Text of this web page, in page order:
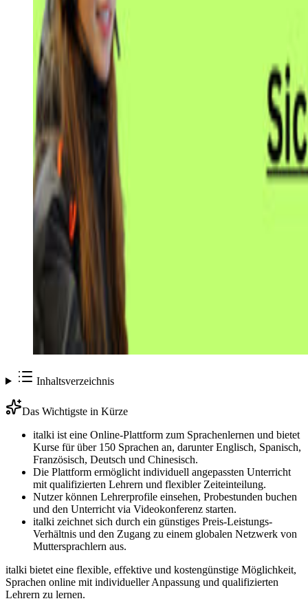
Inhaltsverzeichnis
Das Wichtigste in Kürze
italki ist eine Online-Plattform zum Sprachenlernen und bietet
Kurse für über 150 Sprachen an, darunter Englisch, Spanisch,
Französisch, Deutsch und Chinesisch.
Die Plattform ermöglicht individuell angepassten Unterricht
mit qualifizierten Lehrern und flexibler Zeiteinteilung.
Nutzer können Lehrerprofile einsehen, Probestunden buchen
und den Unterricht via Videokonferenz starten.
italki zeichnet sich durch ein günstiges Preis-Leistungs-
Verhältnis und den Zugang zu einem globalen Netzwerk von
Muttersprachlern aus.
italki bietet eine flexible, effektive und kostengünstige Möglichkeit,
Sprachen online mit individueller Anpassung und qualifizierten
Lehrern zu lernen.